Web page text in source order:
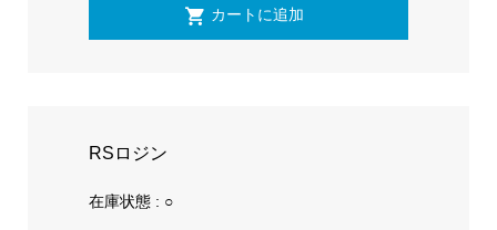
RSロジン
在庫状態 : ○